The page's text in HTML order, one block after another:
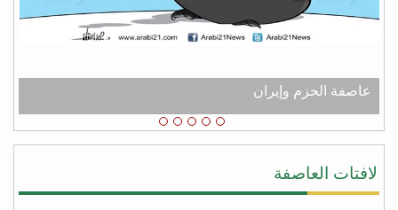
عبدالله الكثيري
من شعب الجنوب العربي الحر نقدم لك جزيل الشكر
والامتنان لدعم اليمن عامه من عصابه الحوثي وعفاش
# عاصفه_الشكر
يحيى النقيب
المجوس التي كانت تطمع أن تسيطر على كل شبر من
اليمن وبلفعل أنت تستحق #عاصفة_الشكر بكل جدراه
عاصفة الحزم وإيران
لافتات العاصفة